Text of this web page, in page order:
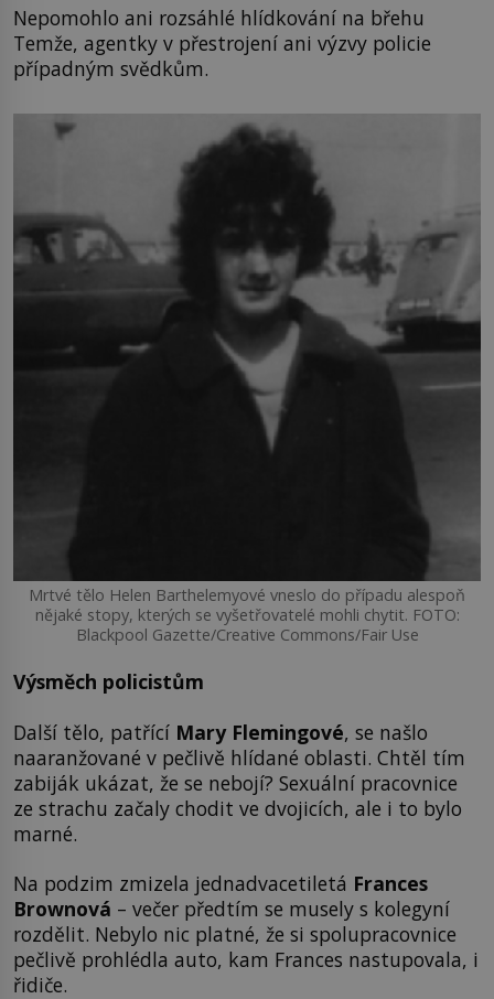
Nepomohlo ani rozsáhlé hlídkování na břehu
Temže, agentky v přestrojení ani výzvy policie
případným svědkům.
Mrtvé tělo Helen Barthelemyové vneslo do případu alespoň
nějaké stopy, kterých se vyšetřovatelé mohli chytit. FOTO:
Blackpool Gazette/Creative Commons/Fair Use
Výsměch policistům
Další tělo, patřící Mary Flemingové, se našlo
naaranžované v pečlivě hlídané oblasti. Chtěl tím
zabiják ukázat, že se nebojí? Sexuální pracovnice
ze strachu začaly chodit ve dvojicích, ale i to bylo
marné.
Na podzim zmizela jednadvacetiletá Frances
Brownová – večer předtím se musely s kolegyní
rozdělit. Nebylo nic platné, že si spolupracovnice
pečlivě prohlédla auto, kam Frances nastupovala, i
řidiče.